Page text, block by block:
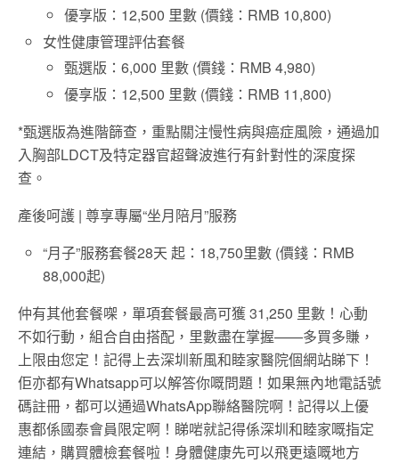
優享版：12,500 里數 (價錢：RMB 10,800)
女性健康管理評估套餐
甄選版：6,000 里數 (價錢：RMB 4,980)
優享版：12,500 里數 (價錢：RMB 11,800)
*甄選版為進階篩查，重點關注慢性病與癌症風險，通過加
入胸部LDCT及特定器官超聲波進行有針對性的深度探
查。
產後呵護 | 尊享專屬“坐月陪月”服務
“月子”服務套餐28天 起：18,750里數 (價錢：RMB
88,000起)
仲有其他套餐㗎，單項套餐最高可獲 31,250 里數！心動
不如行動，組合自由搭配，里數盡在掌握——多買多賺，
上限由您定！記得上去深圳新風和睦家醫院個網站睇下！
佢亦都有Whatsapp可以解答你嘅問題！如果無內地電話號
碼註冊，都可以通過WhatsApp聯絡醫院啊！記得以上優
惠都係國泰會員限定啊！睇啱就記得係深圳和睦家嘅指定
連結，購買體檢套餐啦！身體健康先可以飛更遠嘅地方